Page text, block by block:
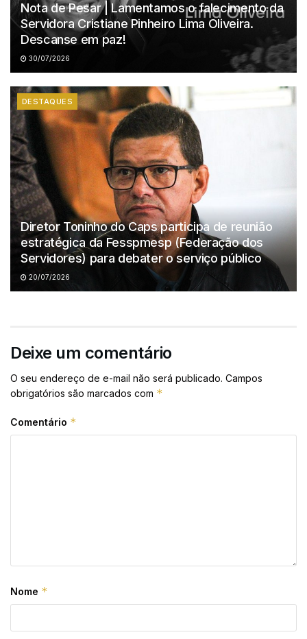
Nota de Pesar | Lamentamos o falecimento da
Servidora Cristiane Pinheiro Lima Oliveira.
Descanse em paz!
30/07/2026
DESTAQUES
Diretor Toninho do Caps participa de reunião
estratégica da Fesspmesp (Federação dos
Servidores) para debater o serviço público
20/07/2026
Deixe um comentário
O seu endereço de e-mail não será publicado. Campos
obrigatórios são marcados com *
Comentário *
Nome *